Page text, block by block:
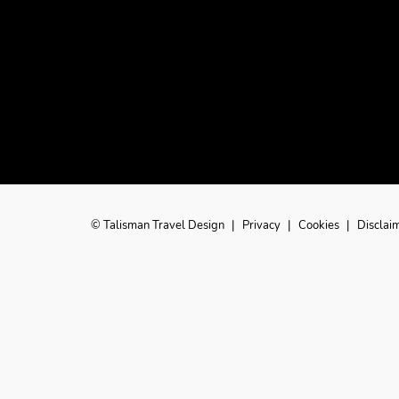
© Talisman Travel Design | Privacy | Cookies |